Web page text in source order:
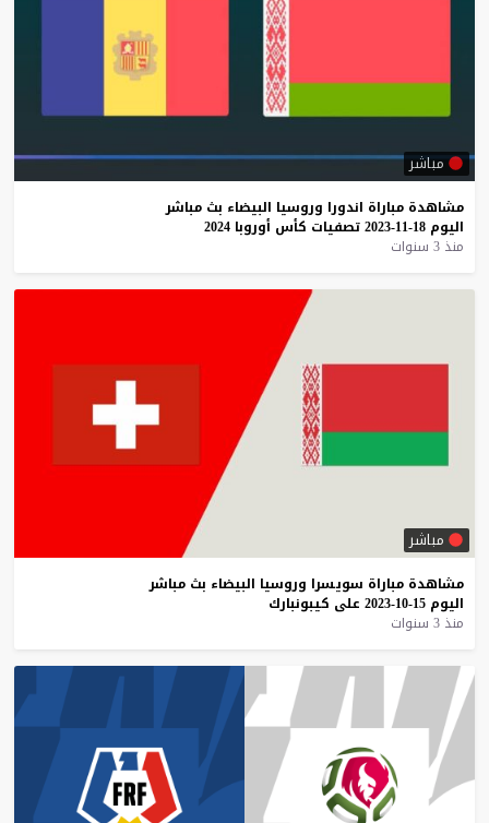
مباشر
مشاهدة مباراة اندورا وروسيا البيضاء بث مباشر
اليوم 18-11-2023 تصفيات كأس أوروبا 2024
منذ 3 سنوات
مباشر
مشاهدة مباراة سويسرا وروسيا البيضاء بث مباشر
اليوم 15-10-2023 على كيبونبارك
منذ 3 سنوات